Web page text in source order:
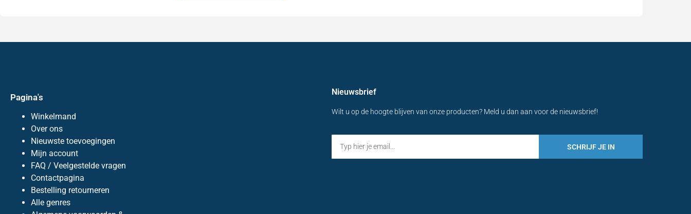
Pagina's
Winkelmand
Over ons
Nieuwste toevoegingen
Mijn account
FAQ / Veelgestelde vragen
Contactpagina
Bestelling retourneren
Alle genres
Nieuwsbrief
Wilt u op de hoogte blijven van onze producten? Meld u dan aan voor de nieuwsbrief!
SCHRIJF JE IN